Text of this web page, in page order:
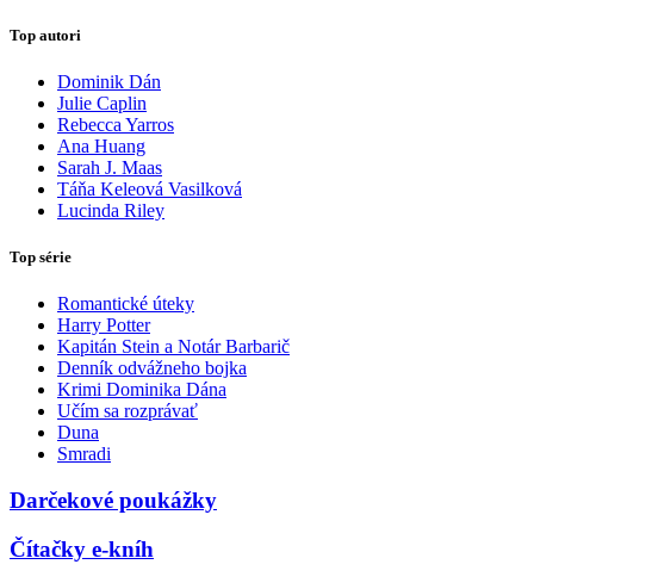
Top autori
Dominik Dán
Julie Caplin
Rebecca Yarros
Ana Huang
Sarah J. Maas
Táňa Keleová Vasilková
Lucinda Riley
Top série
Romantické úteky
Harry Potter
Kapitán Stein a Notár Barbarič
Denník odvážneho bojka
Krimi Dominika Dána
Učím sa rozprávať
Duna
Smradi
Darčekové poukážky
Čítačky e-kníh